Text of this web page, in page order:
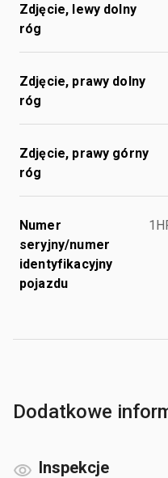
Zdjęcie, lewy dolny
róg
Zdjęcie, prawy dolny
róg
Zdjęcie, prawy górny
róg
Numer
seryjny/numer
identyfikacyjny
pojazdu
Dodatkowe
Inspekcje